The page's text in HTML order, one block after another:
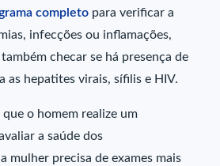
completo para verificar a
infecções ou inflamações,
checar se há presença de
as hepatites virais, sífilis e HIV.
que o homem realize um
a saúde dos
mulher precisa de exames mais